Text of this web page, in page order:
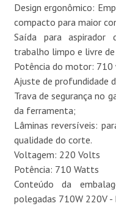
Design ergonômico:
compacto para maior
Saída para
trabalho limpo e livre
Potência do motor:
Ajuste de profundidade
Trava de segurança no
da ferramenta;
Lâminas reversíveis:
qualidade do corte.
Voltagem: 220 Volts
Potência: 710 Watts
Conteúdo da
polegadas 710W 220V -